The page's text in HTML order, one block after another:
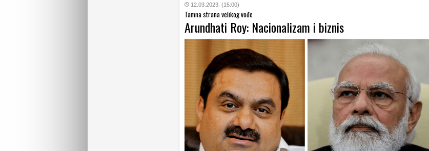
12.03.2023. (15:00)
Tamna strana velikog vođe
Arundhati Roy: Nacionalizam i biznis